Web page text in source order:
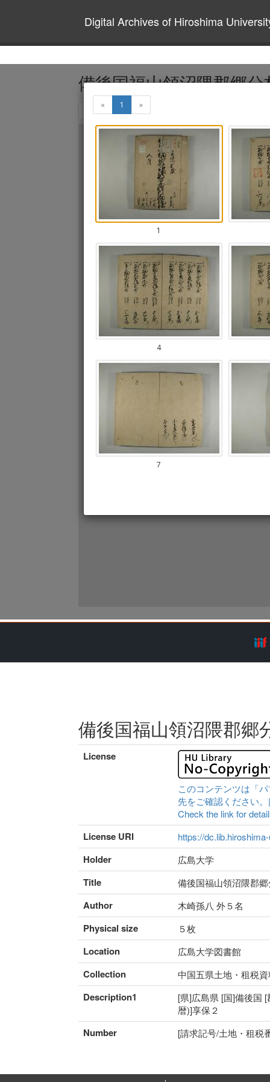
Digital Archives of Hiroshima
備後国福山領沼隈郡郷
License
このコンテンツは「
先をご確認ください
Check the link for
License URI https://
Holder 広島大学
Title 備後国福山領沼隈郡
Author 木崎孫八 外５名
Physical size ５枚
Location 広島大学図書館
Collection 中国五県土地・租税
Description1
[県]広島県 [国]備後国
暦)]享保２
Number [請求記号/土地・租税